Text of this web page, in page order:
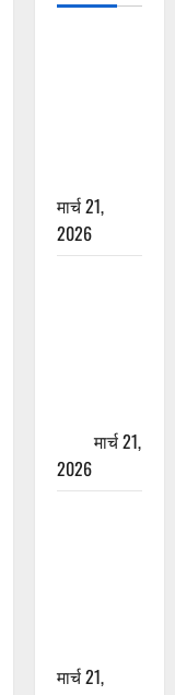
मार्च 21,
2026
मार्च 21,
2026
मार्च 21,